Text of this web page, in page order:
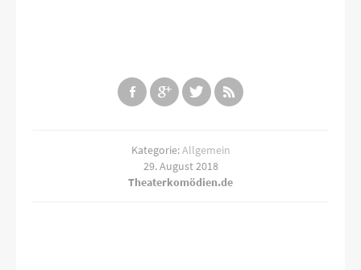
Kategorie:Allgemein
29. August 2018
Theaterkomödien.de